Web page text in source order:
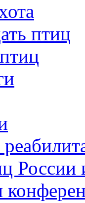
птиц
России